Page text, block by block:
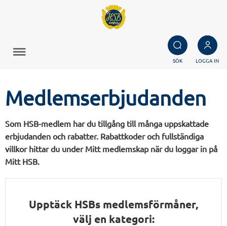
SÖK LOGGA IN
Medlemserbjudanden
Som HSB-medlem har du tillgång till många uppskattade
erbjudanden och rabatter. Rabattkoder och fullständiga
villkor hittar du under Mitt medlemskap när du loggar in på
Mitt HSB.
Upptäck HSBs medlemsförmåner,
välj en kategori: